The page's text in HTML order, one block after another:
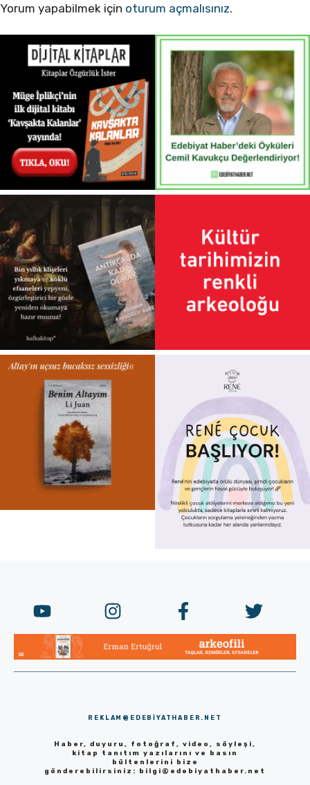
Yorum yapabilmek için oturum açmalısınız.
REKLAM@EDEBIYATHABER.NET
Haber, duyuru, fotoğraf, video, söyleşi,
kitap tanıtım yazılarını ve basın
bültenlerini bize
gönderebilirsiniz: bilgi@edebiyathaber.net